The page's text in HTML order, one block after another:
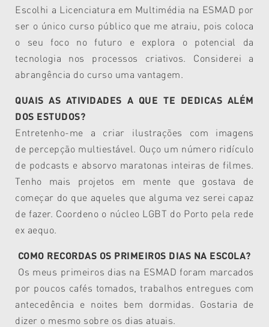
Escolhi a Licenciatura em Multimédia na ESMAD por
ser o único curso público que me atraiu, pois coloca
o seu foco no futuro e explora o potencial da
tecnologia nos processos criativos. Considerei a
abrangência do curso uma vantagem.
QUAIS AS ATIVIDADES A QUE TE DEDICAS ALÉM
DOS ESTUDOS?
Entretenho-me a criar ilustrações com imagens
de percepção multiestável. Ouço um número ridículo
de podcasts e absorvo maratonas inteiras de filmes.
Tenho mais projetos em mente que gostava de
começar do que aqueles que alguma vez serei capaz
de fazer. Coordeno o núcleo LGBT do Porto pela rede
ex aequo.
COMO RECORDAS OS PRIMEIROS DIAS NA ESCOLA?
Os meus primeiros dias na ESMAD foram marcados
por poucos cafés tomados, trabalhos entregues com
antecedência e noites bem dormidas. Gostaria de
dizer o mesmo sobre os dias atuais.